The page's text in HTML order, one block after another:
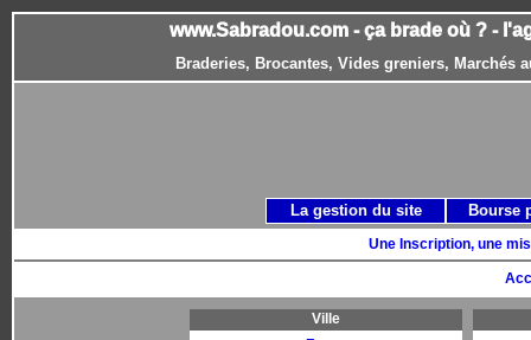
www.Sabradou.com - ça brade où ? -
Braderies, Brocantes, Vides greniers, Marchés
Une Inscription, une
Ville
La gestion du site Bourse